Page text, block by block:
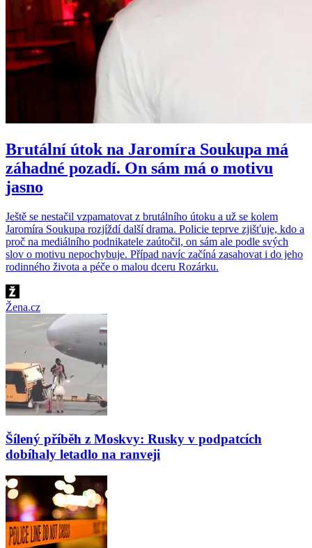
Brutální útok na Jaromíra Soukupa má
záhadné pozadí. On sám má o motivu
jasno
Ještě se nestačil vzpamatovat z brutálního útoku a už se kolem
Jaromíra Soukupa rozjíždí další drama. Policie teprve zjišťuje, kdo a
proč na mediálního podnikatele zaútočil, on sám ale podle svých
slov o motivu nepochybuje. Případ navíc začíná zasahovat i do jeho
rodinného života a péče o malou dceru Rozárku.
Žena.cz
Šílený příběh z Moskvy: Rusky v podpatcích
dobíhaly letadlo na ranveji